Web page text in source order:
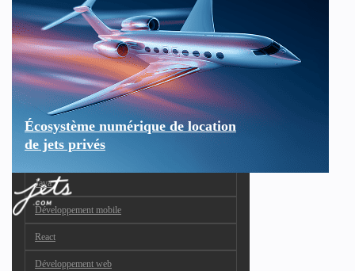
Écosystème numérique de location
de jets privés
Java
Développement mobile
React
Développement web